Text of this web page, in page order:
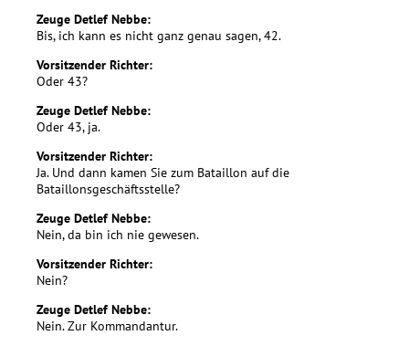
Zeuge Detlef Nebbe:
Bis, ich kann es nicht ganz genau sagen, 42.
Vorsitzender Richter:
Oder 43?
Zeuge Detlef Nebbe:
Oder 43, ja.
Vorsitzender Richter:
Ja. Und dann kamen Sie zum Bataillon auf die
Bataillonsgeschäftsstelle?
Zeuge Detlef Nebbe:
Nein, da bin ich nie gewesen.
Vorsitzender Richter:
Nein?
Zeuge Detlef Nebbe:
Nein. Zur Kommandantur.